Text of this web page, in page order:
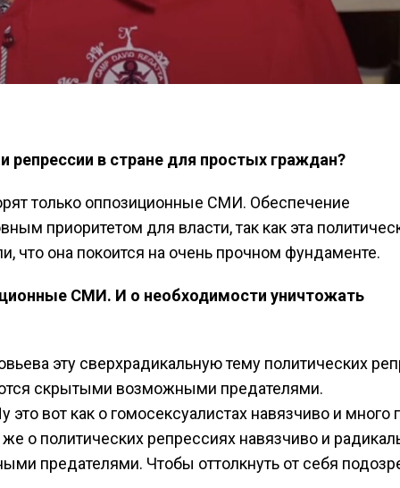
репрессии в стране для простых граждан?
только оппозиционные СМИ. Обеспечение
приоритетом для власти, так как эта
что она покоится на очень прочном фундаменте.
СМИ. И о необходимости уничтожать
эту сверхрадикальную тему политических
скрытыми возможными предателями.
вот как о гомосексуалистах навязчиво и много
о политических репрессиях навязчиво и
предателями. Чтобы оттолкнуть от себя